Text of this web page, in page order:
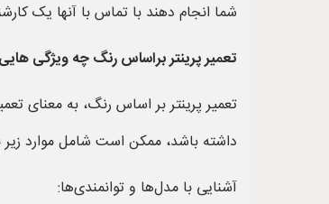
شما انجام دهند با تماس با آنها یک
تعمیر پرینتر براساس رنگ چه ویژگی
تعمیر پرینتر بر اساس رنگ، به معنای
داشته باشد، ممکن است شامل موارد زیر
آشنایی با مدل‌ها و توانمندی‌ها: